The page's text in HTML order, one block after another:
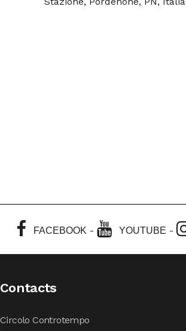
FACEBOOK- YOUTUBE -
Contacts
Circolo Controtempo